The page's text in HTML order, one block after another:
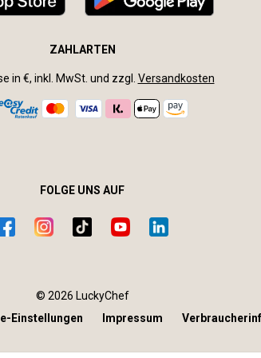
ZAHLARTEN
in €, inkl. MwSt. und zzgl. Versandkosten
FOLGE UNS AUF
© 2026 LuckyChef
Einstellungen Impressum